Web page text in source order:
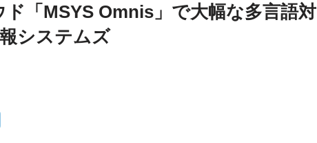
「MSYS Omnis」で大幅な多言語対
システムズ